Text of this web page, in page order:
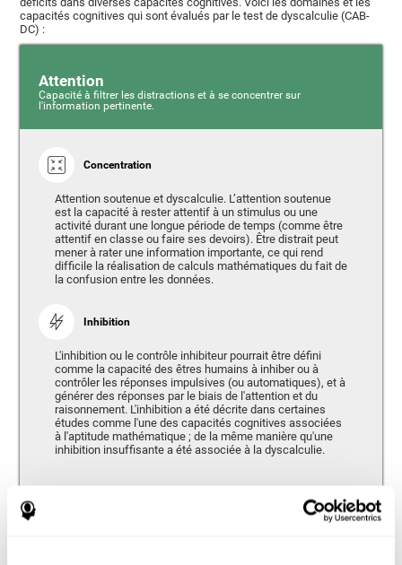
capacités cognitives qui sont évalués par le test de dyscalculie (CAB-
DC) :
Attention
Capacité à filtrer les distractions et à se concentrer sur
l'information pertinente.
Concentration
Attention soutenue et dyscalculie. L’attention soutenue
est la capacité à rester attentif à un stimulus ou une
activité durant une longue période de temps (comme être
attentif en classe ou faire ses devoirs). Être distrait peut
mener à rater une information importante, ce qui rend
difficile la réalisation de calculs mathématiques du fait de
la confusion entre les données.
Inhibition
L'inhibition ou le contrôle inhibiteur pourrait être défini
comme la capacité des êtres humains à inhiber ou à
contrôler les réponses impulsives (ou automatiques), et à
générer des réponses par le biais de l'attention et du
raisonnement. L'inhibition a été décrite dans certaines
études comme l'une des capacités cognitives associées
à l'aptitude mathématique ; de la même manière qu'une
inhibition insuffisante a été associée à la dyscalculie.